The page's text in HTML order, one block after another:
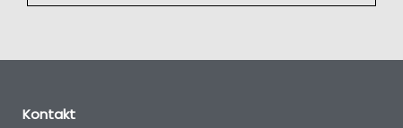
Kontakt